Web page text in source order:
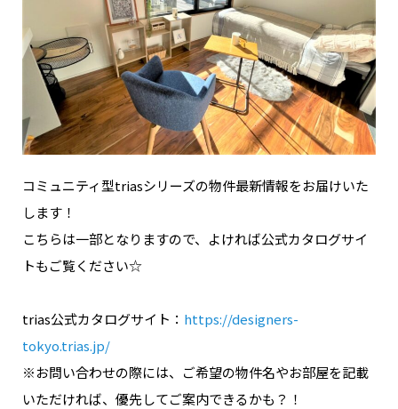
コミュニティ型triasシリーズの物件最新情報をお届けいた
します！
こちらは一部となりますので、よければ公式カタログサイ
トもご覧ください☆
trias公式カタログサイト： https://designers-
tokyo.trias.jp/
※お問い合わせの際には、ご希望の物件名やお部屋を記載
いただければ、優先してご案内できるかも？！